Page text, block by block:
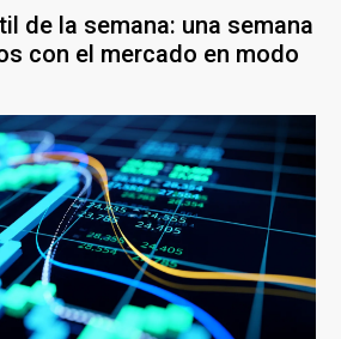
de la semana: una semana
con el mercado en modo